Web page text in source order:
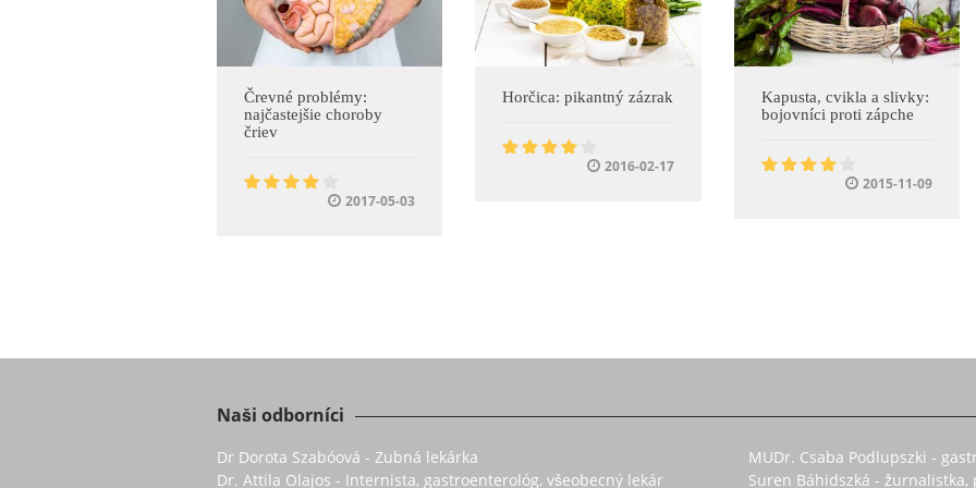
Črevné problémy:
najčastejšie choroby
čriev
2017-05-03
Horčica: pikantný zázrak
2016-02-17
Kapusta, cvikla a slivky:
bojovníci proti zápche
2015-11-09
Naši odborníci
Dr Dorota Szabóová - Zubná lekárka
Dr. Attila Olajos - Internista, gastroenterológ, všeobecný lekár
MUDr. Csaba Podlupszki -
Suren Báhidszká - žurnalistka,